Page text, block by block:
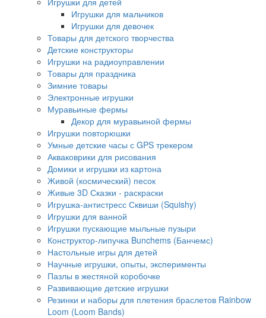
Игрушки для мальчиков
Игрушки для девочек
Товары для детского творчества
Детские конструкторы
Игрушки на радиоуправлении
Товары для праздника
Зимние товары
Электронные игрушки
Муравьиные фермы
Декор для муравьиной фермы
Игрушки повторюшки
Умные детские часы с GPS трекером
Акваковрики для рисования
Домики и игрушки из картона
Живой (космический) песок
Живые 3D Сказки - раскраски
Игрушка-антистресс Сквиши (Squishy)
Игрушки для ванной
Игрушки пускающие мыльные пузыри
Конструктор-липучка Bunchems (Банчемс)
Настольные игры для детей
Научные игрушки, опыты, эксперименты
Пазлы в жестяной коробочке
Развивающие детские игрушки
Резинки и наборы для плетения браслетов Rainbow
Loom (Loom Bands)